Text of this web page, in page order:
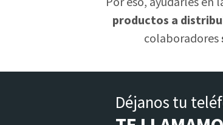
productos a
colaboradores
Déjanos tu